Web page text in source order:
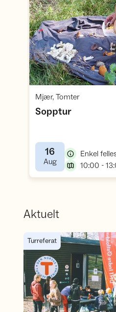
Mjær, Tomter,
Sopptur,
16
Aug,
Enkel
10:00 -
Aktuelt
Hytta har rullet videre
Turreferat